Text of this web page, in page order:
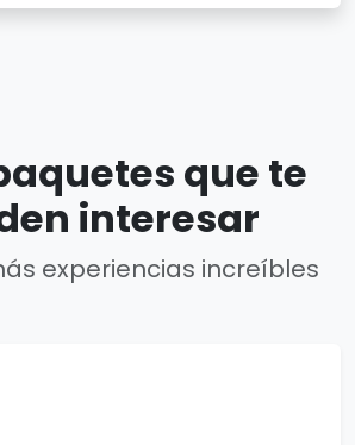
que te
interesar
experiencias increíbles